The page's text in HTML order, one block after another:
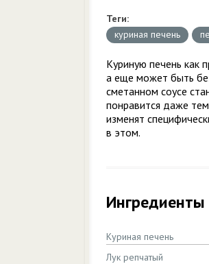
Теги:
куриная печень
Куриную печень как
а еще может быть
сметанном соусе
понравится даже
изменят
в этом.
Ингредиенты
Куриная печень
Лук репчатый